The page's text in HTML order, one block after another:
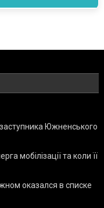
Южненського
мобілізації та коли її
оказался в списке